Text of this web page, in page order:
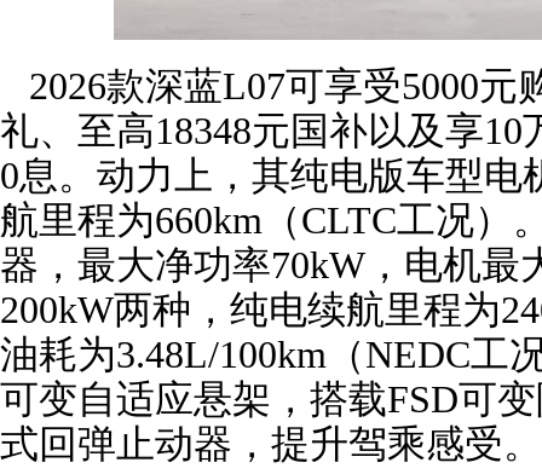
2026款深蓝L07可享受5000元
礼、至高18348元国补以及享
0息。动力上，其纯电版车型电
航里程为660km（CLTC工况）
器，最大净功率70kW，电机最
200kW两种，纯电续航里程为
油耗为3.48L/100km（NEDC工
可变自适应悬架，搭载FSD可
式回弹止动器，提升驾乘感受。